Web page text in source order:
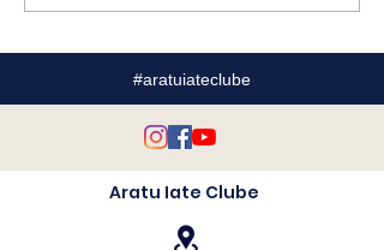
é campeão do
Ranking Baiano de
#aratuiateclube
Aratu Iate Clube